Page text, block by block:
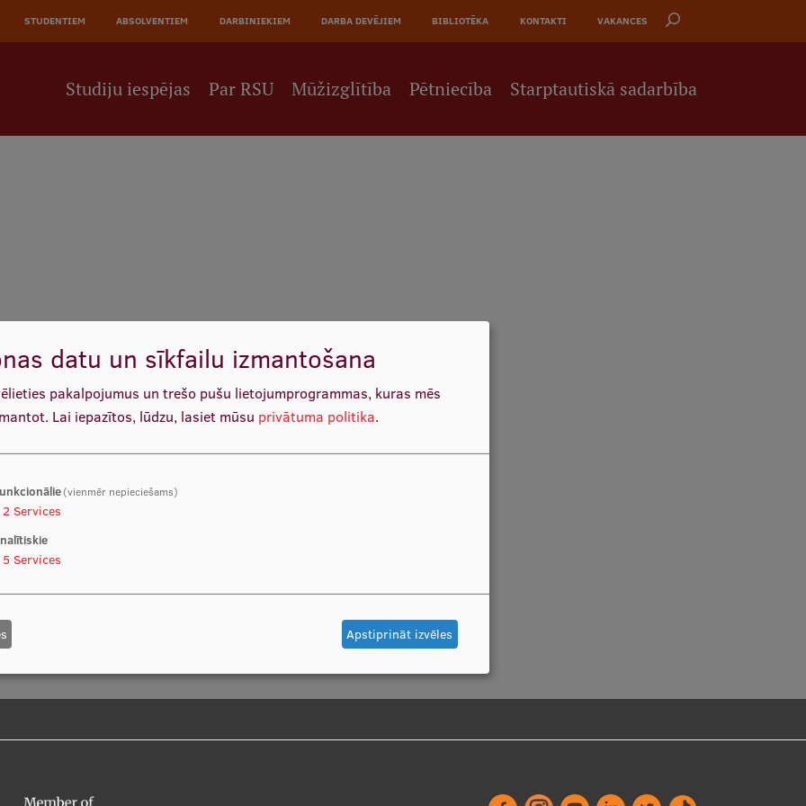
STUDENTIEM ABSOLVENTIEM DARBINIEKIEM DARBA DEVĒJIEM BIBLIOTĒKA KONTAKTI VAKANCES
Studiju iespējas Par RSU Mūžizglītība Pētniecība Starptautiskā sadarbība
datu un sīkfailu izmantošana
pakalpojumus un trešo pušu lietojumprogrammas, kuras mēs
Lai iepazītos, lūdzu, lasiet mūsu privātuma politika.
(vienmēr nepieciešams)
2 Services
5 Services
Apstiprināt izvēles